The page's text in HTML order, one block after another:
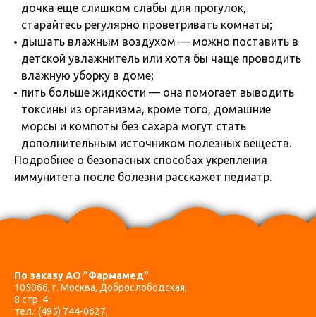
дочка еще слишком слабы для прогулок,
старайтесь регулярно проветривать комнаты;
дышать влажным воздухом — можно поставить в
детской увлажнитель или хотя бы чаще проводить
влажную уборку в доме;
пить больше жидкости — она помогает выводить
токсины из организма, кроме того, домашние
морсы и компоты без сахара могут стать
дополнительным источником полезных веществ.
Подробнее о безопасных способах укрепления
иммунитета после болезни расскажет педиатр.
По заказу АО ”Фармамед”
105066, г. Москва, Доброслободская,
8 стр. 4
тел.: (495) 744-0627,